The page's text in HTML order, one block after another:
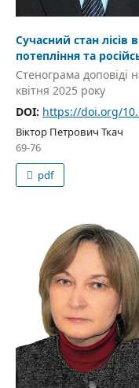
Сучасний стан лісів
потепління та
Стенограма доповіді
квітня 2025 року
DOI: https://doi.org/
Віктор Петрович Ткач
69-76
pdf